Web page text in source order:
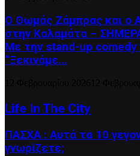
Ο Θωμάς Ζάμπρας και ο
στην Καλαμάτα –
Με την stand-up
“Ξεκινάμε...
Life In The City
ΠΑΣΧΑ : Αυτά τα 10
γνωρίζετε;